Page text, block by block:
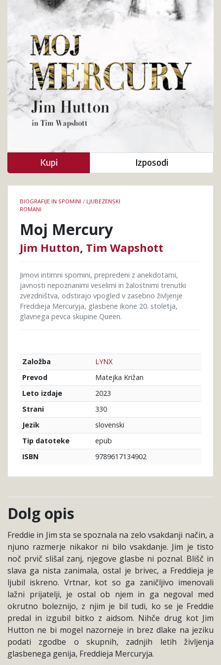
knjige
BIOGRAFIJE IN SPOMINI / LJUBEZENSKI
ROMANI
Moj Mercury
Jim Hutton, Tim Wapshott
Jimovi intimni spomini, prepredeni z anekdotami,
javnosti nepoznanimi veselimi in žalostnimi trenutki
zvezdništva, odstirajo vpogled v zasebno življenje
Freddieja Mercuryja, glasbene ikone 20. stoletja,
glavnega pevca skupine Queen.
Založba
LYNX
Prevod
Matejka Križan
Leto izdaje
2023
Strani
330
Jezik
slovenski
Tip datoteke
epub
ISBN
9789617134902
Kupi Izposodi
Dolg opis
Freddie in Jim sta se spoznala na zelo vsakdanji način, a
njuno razmerje nikakor ni bilo vsakdanje. Jim je tisto
noč prvič slišal zanj, njegove glasbe ni poznal. Blišč in
slava ga nista zanimala, ostal je brivec, a Freddieja je
ljubil iskreno. Vrtnar, kot so ga zaničljivo imenovali
lažni prijatelji, je ostal ob njem in ga negoval med
okrutno boleznijo, z njim je bil tudi, ko se je Freddie
predal in izgubil bitko z aidsom. Nihče drug kot Jim
Hutton ne bi mogel nazorneje in brez dlake na jeziku
podati zgodbe o skupnih, zadnjih letih življenja
glasbenega genija, Freddieja Mercuryja.